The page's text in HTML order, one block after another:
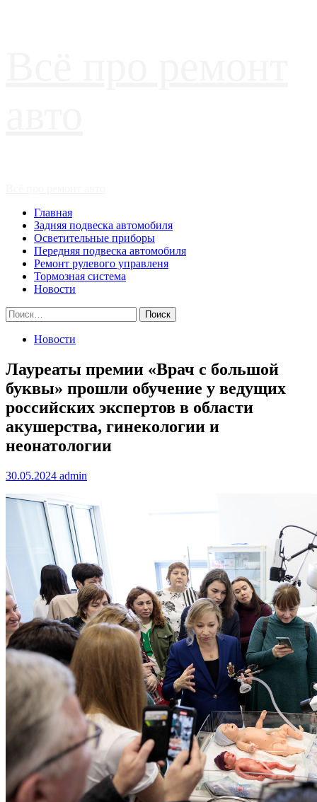
Главная
Задняя подвеска автомобиля
Осветительные приборы
Передняя подвеска автомобиля
Ремонт рулевого управленя
Тормозная система
Новости
Найти:
Новости
Лауреаты премии «Врач с большой
буквы» прошли обучение у ведущих
российских экспертов в области
акушерства, гинекологии и
неонатологии
30.05.2024 admin